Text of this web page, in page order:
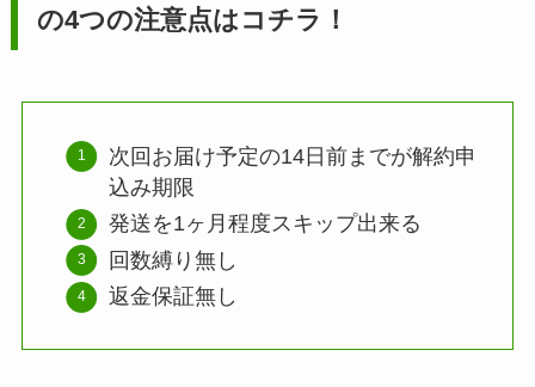
の4つの注意点はコチラ！
次回お届け予定の14日前までが解約申
込み期限
発送を1ヶ月程度スキップ出来る
回数縛り無し
返金保証無し